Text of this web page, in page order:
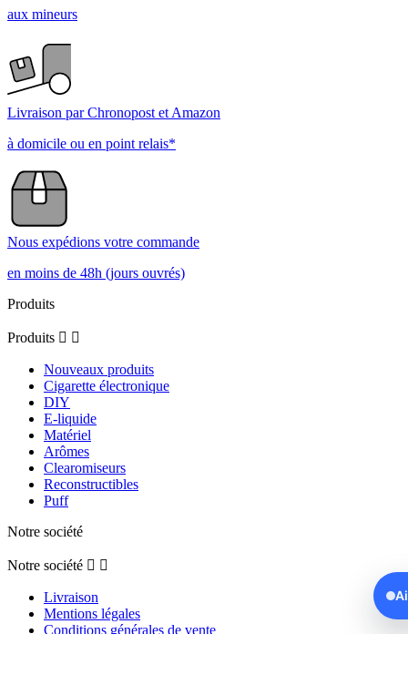
aux mineurs
Livraison par Chronopost et Amazon
à domicile ou en point relais*
Nous expédions votre commande
en moins de 48h (jours ouvrés)
Produits
Produits  
Nouveaux produits
Cigarette électronique
DIY
E-liquide
Matériel
Arômes
Clearomiseurs
Reconstructibles
Puff
Notre société
Notre société  
Livraison
Mentions légales
Conditions générales de vente